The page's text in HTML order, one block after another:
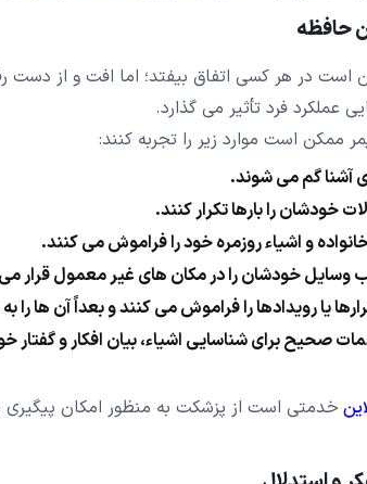
در هر کسی اتفاق بیفتد؛ اما افت و از دست
عملکرد فرد تأثیر می گذارد.
ممکن است موارد زیر را تجربه کنند:
آشنا گم می شوند.
خودشان را بارها تکرار کنند.
و اشیاء روزمره خود را فراموش می کنند.
وسایل خودشان را در مکان های غیر معمول قرار
یا رویدادها را فراموش می کنند و بعداً آن ها را
صحیح برای شناسایی اشیاء، بیان افکار و
خدمتی است از پزشکت به منظور امکان پیگیری